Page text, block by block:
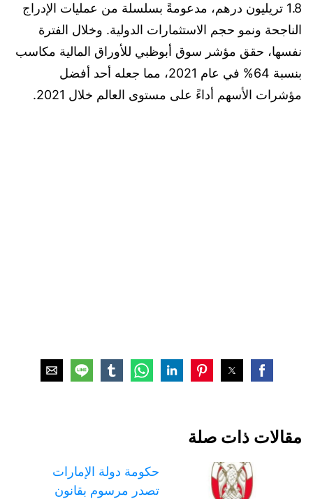
1.8 تريليون درهم، مدعومةً بسلسلة من عمليات الإدراج
الناجحة ونمو حجم الاستثمارات الدولية. وخلال الفترة
نفسها، حقق مؤشر سوق أبوظبي للأوراق المالية مكاسب
بنسبة 64% في عام 2021، مما جعله أحد أفضل
مؤشرات الأسهم أداءً على مستوى العالم خلال 2021.
مقالات ذات صلة
حكومة دولة الإمارات
تصدر مرسوم بقانون